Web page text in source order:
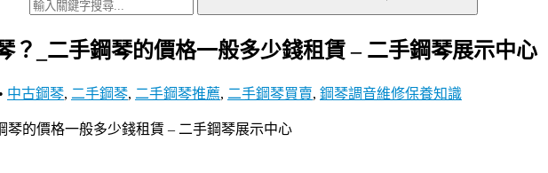
？_二手鋼琴的價格一般多少錢租賃 – 二手鋼琴展示中心
• 中古鋼琴, 二手鋼琴, 二手鋼琴推薦, 二手鋼琴買賣, 鋼琴調音維修保養知識